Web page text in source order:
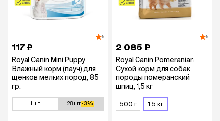
5
117 ₽
Royal Canin Mini Puppy
Влажный корм (пауч) для
щенков мелких пород, 85
гр.
1 шт 28 шт -3%
5
2 085 ₽
Royal Canin Pomeranian
Сухой корм для собак
породы померанский
шпиц, 1,5 кг
500 г 1,5 кг